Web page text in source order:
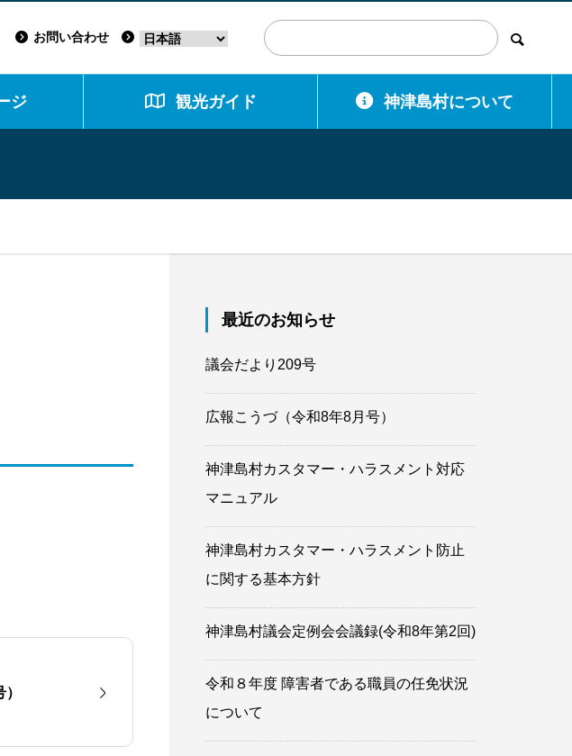
お問い合わせ
ジ 観光ガイド 神津島村について
最近のお知らせ
議会だより209号
広報こうづ（令和8年8月号）
神津島村カスタマー・ハラスメント対応
マニュアル
神津島村カスタマー・ハラスメント防止
に関する基本方針
神津島村議会定例会会議録(令和8年第2回)
令和８年度 障害者である職員の任免状況
について